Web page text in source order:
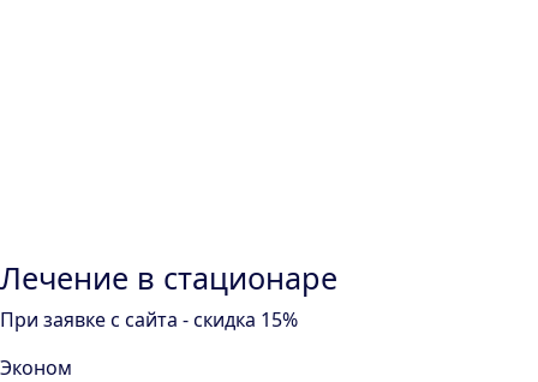
Лечение в стационаре
При заявке с сайта - скидка 15%
Эконом